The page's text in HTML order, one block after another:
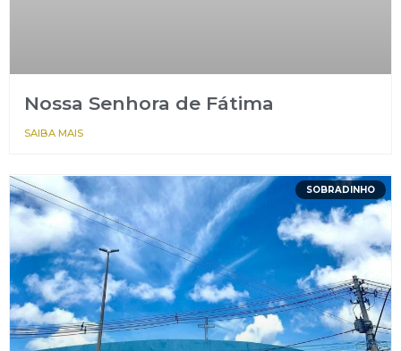
Nossa Senhora de Fátima
SAIBA MAIS
SOBRADINHO